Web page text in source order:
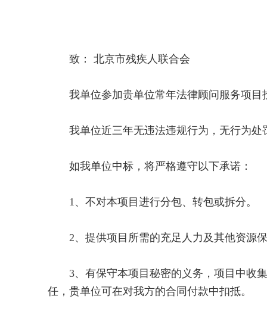
致： 北京市残疾人联合会
我单位参加贵单位常年法律顾问服务项目
我单位近三年无违法违规行为，无行为处
如我单位中标，将严格遵守以下承诺：
1、不对本项目进行分包、转包或拆分。
2、提供项目所需的充足人力及其他资源
3、有保守本项目秘密的义务，项目中收集
任，贵单位可在对我方的合同付款中扣抵。